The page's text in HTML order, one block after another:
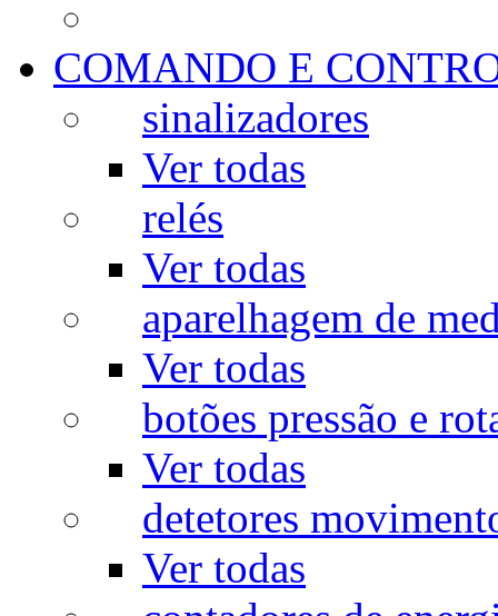
COMANDO E
sinalizadores
Ver todas
relés
Ver todas
aparelhagem de
Ver todas
botões pressão e
Ver todas
detetores
Ver todas